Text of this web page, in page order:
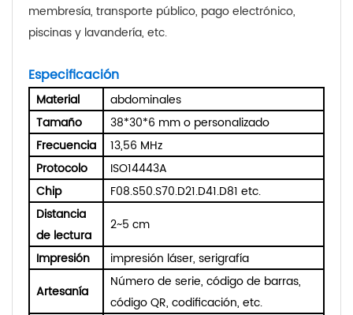
membresía, transporte público, pago electrónico,
piscinas y lavandería, etc.
Especificación
Material
abdominales
Tamaño
38*30*6 mm o personalizado
Frecuencia
13,56 MHz
Protocolo
ISO14443A
Chip
F08.S50.S70.D21.D41.D81 etc.
Distancia
de lectura
2~5 cm
Impresión
impresión láser, serigrafía
Artesanía
Número de serie, código de barras,
código QR, codificación, etc.